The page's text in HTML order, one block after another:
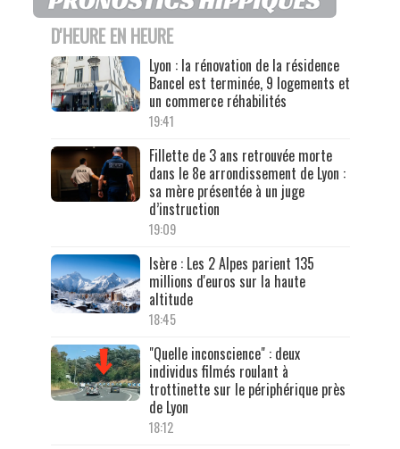
D'HEURE EN HEURE
Lyon : la rénovation de la résidence
Bancel est terminée, 9 logements et
un commerce réhabilités
19:41
Fillette de 3 ans retrouvée morte
dans le 8e arrondissement de Lyon :
sa mère présentée à un juge
d’instruction
19:09
Isère : Les 2 Alpes parient 135
millions d'euros sur la haute
altitude
18:45
"Quelle inconscience" : deux
individus filmés roulant à
trottinette sur le périphérique près
de Lyon
18:12